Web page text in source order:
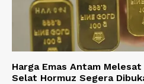
Harga Emas Antam
Selat Hormuz Segera